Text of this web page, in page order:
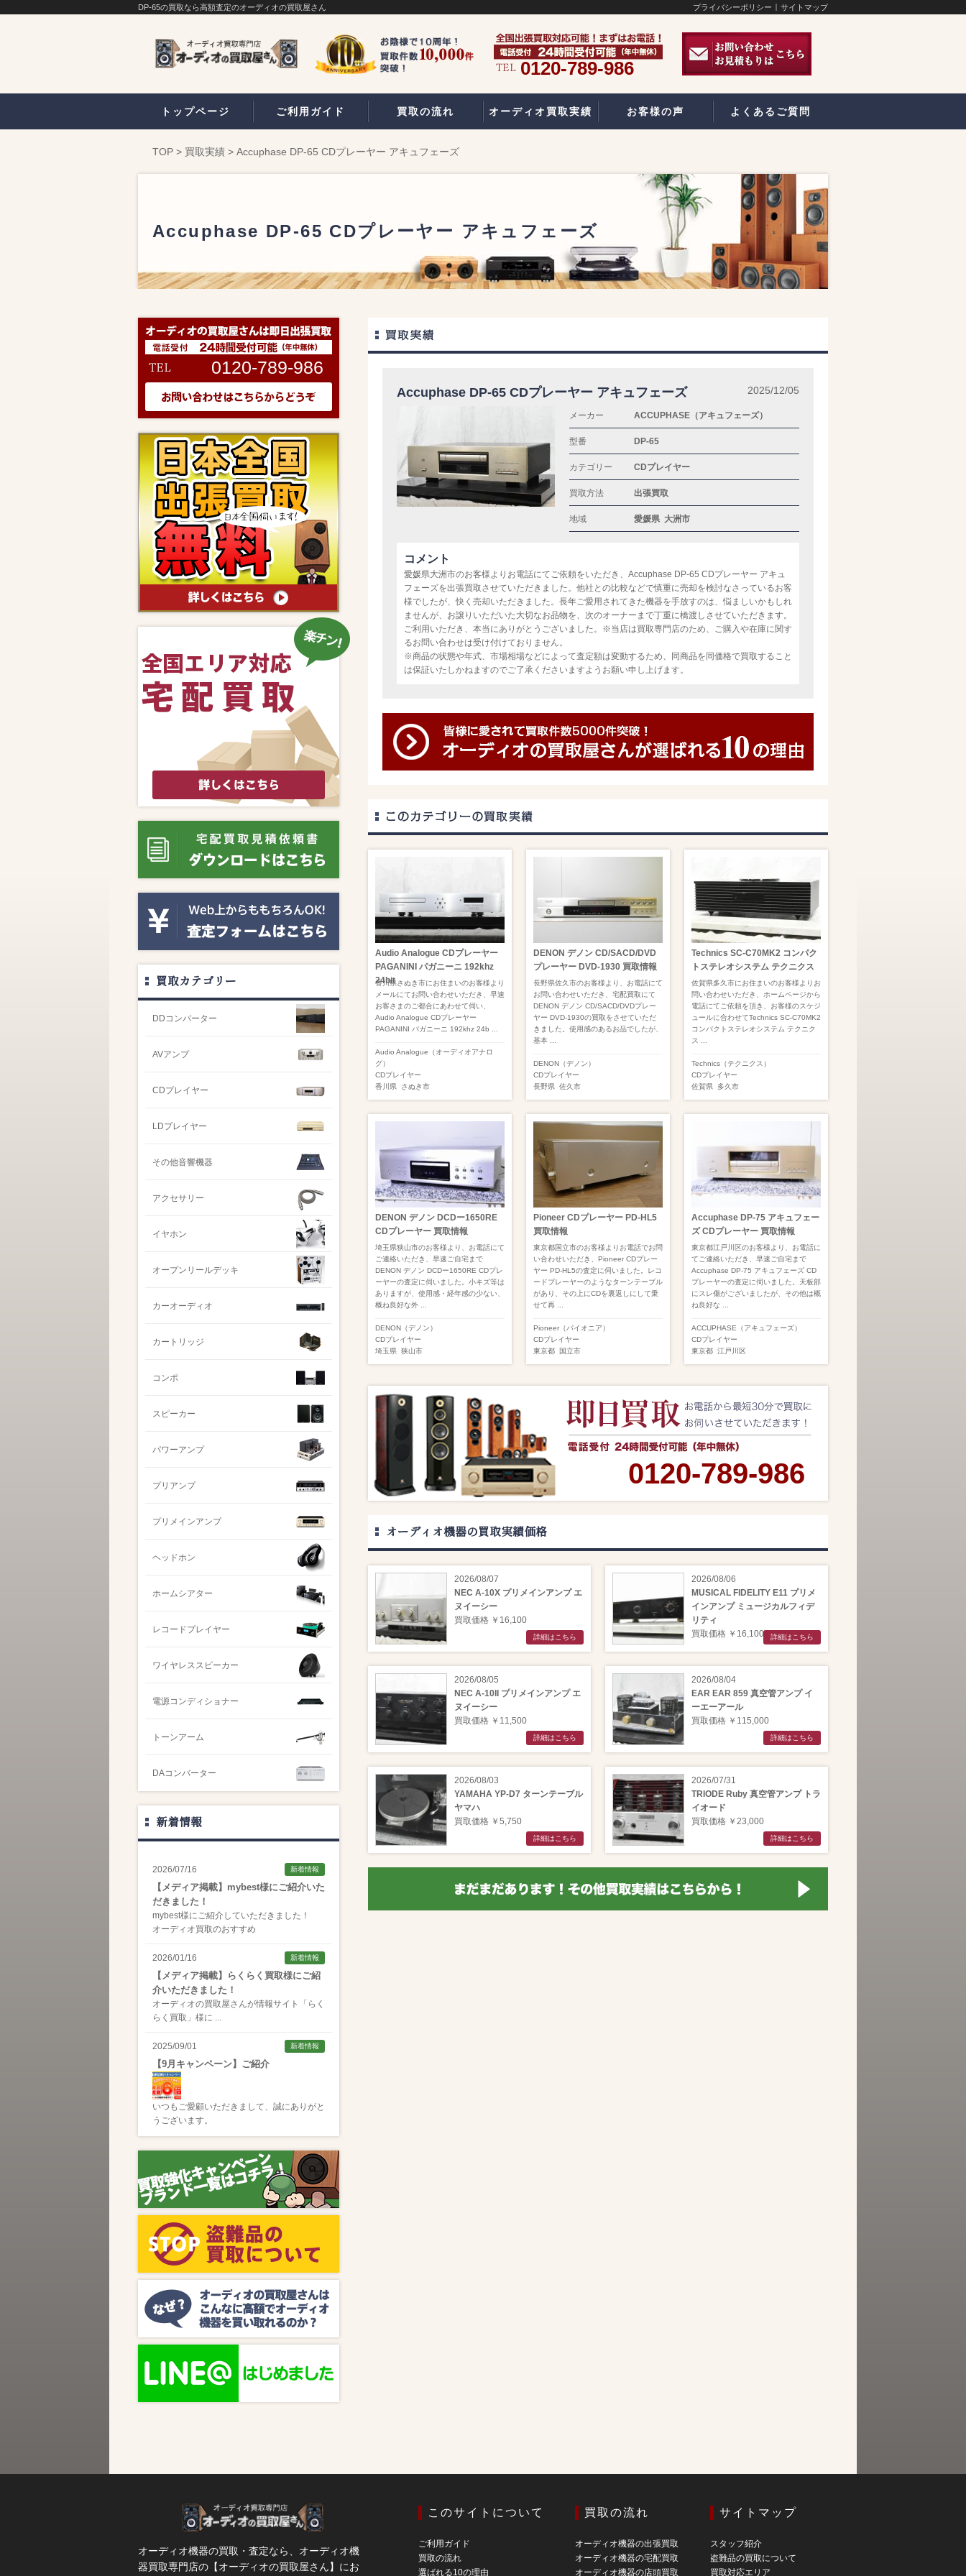
DP-65の買取なら高額査定のオーディオの買取屋さん プライバシーポリシー サイトマップ
0120-789-986
トップページ ご利用ガイド 買取の流れ オーディオ買取実績 お客様の声 よくあるご質問
TOP > 買取実績 > Accuphase DP-65 CDプレーヤー アキュフェーズ
Accuphase DP-65 CDプレーヤー アキュフェーズ
Accuphase DP-65 CDプレーヤー アキュフェーズ 2025/12/05
メーカー ACCUPHASE（アキュフェーズ）
型番 DP-65
カテゴリー CDプレイヤー
買取方法 出張買取
地域 愛媛県 大洲市
コメント
愛媛県大洲市のお客様よりお電話にてご依頼をいただき、Accuphase DP-65 CDプレーヤー アキュ
フェーズを出張買取させていただきました。他社との比較などで慎重に売却を検討なさっているお客
様でしたが、快く売却いただきました。長年ご愛用されてきた機器を手放すのは、悩ましいかもしれ
ませんが、お譲りいただいた大切なお品物を、次のオーナーまで丁重に橋渡しさせていただきます。
ご利用いただき、本当にありがとうございました。※当店は買取専門店のため、ご購入や在庫に関す
るお問い合わせは受け付けておりません。
※商品の状態や年式、市場相場などによって査定額は変動するため、同商品を同価格で買取すること
は保証いたしかねますのでご了承くださいますようお願い申し上げます。
Audio Analogue CDプレーヤー
PAGANINI パガニーニ 192khz
24bit
香川県さぬき市にお住まいのお客様より
メールにてお問い合わせいただき、早速
お客さまのご都合にあわせて伺い、
Audio Analogue CDプレーヤー
PAGANINI パガニーニ 192khz 24b ...
Audio Analogue（オーディオアナロ
グ）
CDプレイヤー
香川県
さぬき市
DENON デノン CD/SACD/DVD
プレーヤー DVD-1930 買取情報
長野県佐久市のお客様より、お電話にて
お問い合わせいただき、宅配買取にて
DENON デノン CD/SACD/DVDプレー
ヤー DVD-1930の買取をさせていただ
きました。使用感のあるお品でしたが、
基本 ...
DENON（デノン）
CDプレイヤー
長野県 佐久市
Technics SC-C70MK2 コンパク
トステレオシステム テクニクス
佐賀県多久市にお住まいのお客様よりお
問い合わせいただき、ホームページから
電話にてご依頼を頂き、お客様のスケジ
ュールに合わせてTechnics SC-C70MK2
コンパクトステレオシステム テクニク
ス ...
Technics（テクニクス）
CDプレイヤー
佐賀県
多久市
DENON デノン DCDー1650RE
CDプレーヤー 買取情報
埼玉県狭山市のお客様より、お電話にて
ご連絡いただき、早速ご自宅まで
DENON デノン DCDー1650RE CDプレ
ーヤーの査定に伺いました。小キズ等は
ありますが、使用感・経年感の少ない、
概ね良好な外 ...
DENON（デノン）
CDプレイヤー
埼玉県 狭山市
Pioneer CDプレーヤー PD-HL5
買取情報
東京都国立市のお客様よりお電話でお問
い合わせいただき、Pioneer CDプレー
ヤー PD-HL5の査定に伺いました。レコ
ードプレーヤーのようなターンテーブル
があり、その上にCDを裏返しにして乗
せて再 ...
Pioneer（パイオニア）
CDプレイヤー
東京都
国立市
Accuphase DP-75 アキュフェー
ズ CDプレーヤー 買取情報
東京都江戸川区のお客様より、お電話に
てご連絡いただき、早速ご自宅まで
Accuphase DP-75 アキュフェーズ CD
プレーヤーの査定に伺いました。天板部
にスレ傷がございましたが、その他は概
ね良好な ...
ACCUPHASE（アキュフェーズ）
CDプレイヤー
東京都 江戸川区
0120-789-986
オーディオ機器の買取実績価格
2026/08/07
NEC A-10X プリメインアンプ エ
ヌイーシー
買取価格 ￥16,100
詳細はこちら
2026/08/06
MUSICAL FIDELITY E11 プリメ
インアンプ ミュージカルフィデ
リティ
買取価格 ￥16,100
詳細はこちら
2026/08/05
NEC A-10II プリメインアンプ エ
ヌイーシー
買取価格 ￥11,500
詳細はこちら
2026/08/04
EAR EAR 859 真空管アンプ イ
ーエーアール
買取価格 ￥115,000
詳細はこちら
2026/08/03
YAMAHA YP-D7 ターンテーブル
ヤマハ
買取価格 ￥5,750
詳細はこちら
2026/07/31
TRIODE Ruby 真空管アンプ トラ
イオード
買取価格 ￥23,000
詳細はこちら
0120-789-986
買取カテゴリー
DDコンバーター
AVアンプ
CDプレイヤー
LDプレイヤー
その他音響機器
アクセサリー
イヤホン
オープンリールデッキ
カーオーディオ
カートリッジ
コンポ
スピーカー
パワーアンプ
プリアンプ
プリメインアンプ
ヘッドホン
ホームシアター
レコードプレイヤー
ワイヤレススピーカー
電源コンディショナー
トーンアーム
DAコンバーター
新着情報
2026/07/16 新着情報
【メディア掲載】mybest様にご紹介いた
だきました！
mybest様にご紹介していただきました！
オーディオ買取のおすすめ
2026/01/16 新着情報
【メディア掲載】らくらく買取様にご紹
介いただきました！
オーディオの買取屋さんが情報サイト「 らく
らく買取 」様に ...
2025/09/01 新着情報
【9月キャンペーン】ご紹介
いつもご愛顧いただきまして、誠にありがと
うございます。
2025/08/01新着情報
【8月キャンペーン】ご紹介
いつもご愛顧いただきまして、誠にありがと
うございます。
2024/10/04新着情報
【ラジオ番組放送のお知らせ】
この度、全国コミュニティFM番組配信サー
ビス『MUSIC BIRD』様より、ラジオ番組
『オーディオの買取屋さん presents ジャズ
SPタイム』が放送されます。 かつての人気
番組が ...
オーディオ機器の買取・査定なら、オーディオ機
器買取専門店の【オーディオの買取屋さん】にお
このサイトについて
ご利用ガイド
買取の流れ
選ばれる10の理由
買取の流れ
オーディオ機器の出張買取
オーディオ機器の宅配買取
オーディオ機器の店頭買取
サイトマップ
スタッフ紹介
盗難品の買取について
買取対応エリア